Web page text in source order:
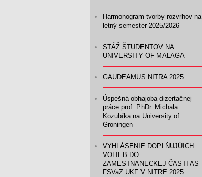
Harmonogram tvorby rozvrhov na
letný semester 2025/2026
STÁŽ ŠTUDENTOV NA
UNIVERSITY OF MALAGA
GAUDEAMUS NITRA 2025
Úspešná obhajoba dizertačnej
práce prof. PhDr. Michala
Kozubíka na University of
Groningen
VYHLÁSENIE DOPLŇUJÚICH
VOLIEB DO
ZAMESTNANECKEJ ČASTI AS
FSVaZ UKF V NITRE 2025